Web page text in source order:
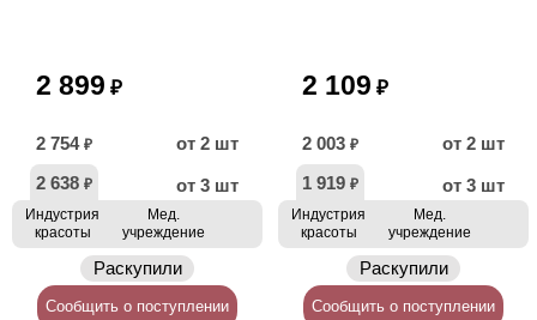
2 899 ₽
2 754 ₽
от 2 шт
2 638 ₽ от 3 шт
Индустрия
красоты
Мед.
учреждение
Раскупили
Сообщить о поступлении
2 109 ₽
2 003 ₽
от 2 шт
1 919 ₽ от 3 шт
Индустрия
красоты
Мед.
учреждение
Раскупили
Сообщить о поступлении